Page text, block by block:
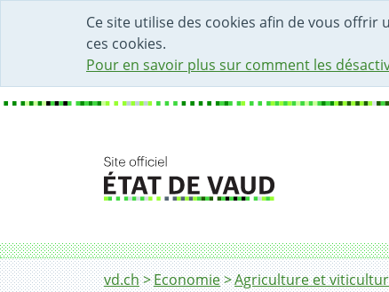
Ce site utilise des cookies afin de vous
ces cookies.
Pour en savoir plus sur comment les
DÉBUT DU CONTENU DE LA PAGE
ACCÈS AU CHAMP DE RECHERCHE
PAGE D'ACCUEIL
FORMULAIRE DE CONTACT
Fil d'Ariane
vd.ch Economie Agriculture et
Remplissage et lavage du pulvérisateur